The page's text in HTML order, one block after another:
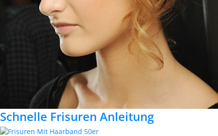
Schnelle Frisuren Anleitung